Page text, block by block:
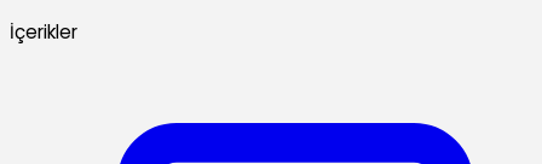
İçerikler